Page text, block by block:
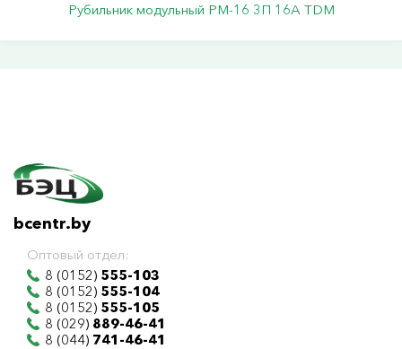
Рубильник модульный РМ-16 3П 16A TDM
bcentr.by
Оптовый отдел:
8 (0152) 555-103
8 (0152) 555-104
8 (0152) 555-105
8 (029) 889-46-41
8 (044) 741-46-41